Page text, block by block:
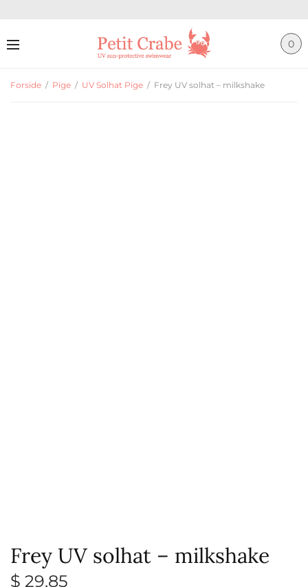
0
Forside / Pige / UV Solhat Pige / Frey UV solhat – milkshake
Frey UV solhat – milkshake
$ 29,85